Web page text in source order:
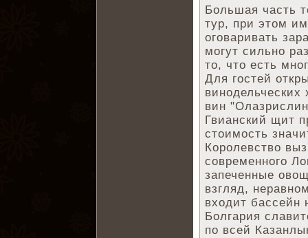
Большая часть
тур, при этом
оговаривать
могут сильно
то, что есть
Для гостей
вин
Гвианский щит
стоимость
Королевство
современного
запеченные
взгляд,
входит бассейн
Болгария
по всей